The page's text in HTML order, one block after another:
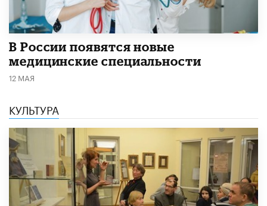
В России появятся новые
медицинские специальности
12 МАЯ
КУЛЬТУРА